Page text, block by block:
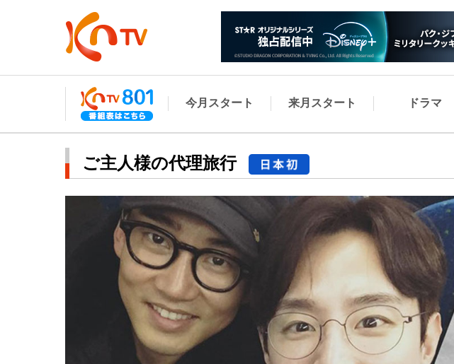
今月スタート 来月スタート ドラマ
ご主人様の代理旅行